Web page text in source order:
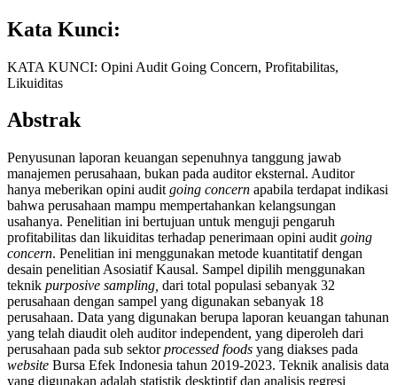
Kata Kunci:
KATA KUNCI: Opini Audit Going Concern, Profitabilitas,
Likuiditas
Abstrak
Penyusunan laporan keuangan sepenuhnya tanggung jawab
manajemen perusahaan, bukan pada auditor eksternal. Auditor
hanya meberikan opini audit going concern apabila terdapat indikasi
bahwa perusahaan mampu mempertahankan kelangsungan
usahanya. Penelitian ini bertujuan untuk menguji pengaruh
profitabilitas dan likuiditas terhadap penerimaan opini audit going
concern. Penelitian ini menggunakan metode kuantitatif dengan
desain penelitian Asosiatif Kausal. Sampel dipilih menggunakan
teknik purposive sampling, dari total populasi sebanyak 32
perusahaan dengan sampel yang digunakan sebanyak 18
perusahaan. Data yang digunakan berupa laporan keuangan tahunan
yang telah diaudit oleh auditor independent, yang diperoleh dari
perusahaan pada sub sektorprocessed foods yang diakses pada
website Bursa Efek Indonesia tahun 2019-2023. Teknik analisis data
yang digunakan adalah statistik desktiptif dan analisis regresi